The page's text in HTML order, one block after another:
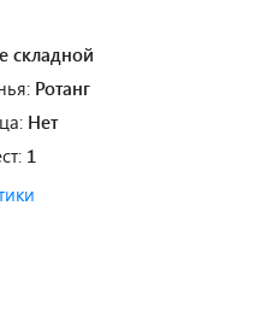
складной
Ротанг
Нет
1